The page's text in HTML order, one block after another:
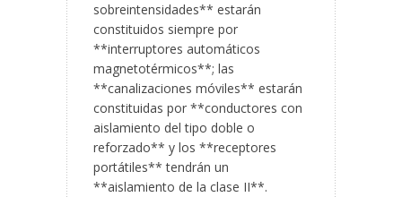
sobreintensidades** estarán
constituidos siempre por
**interruptores automáticos
magnetotérmicos**; las
**canalizaciones móviles** estarán
constituidas por **conductores con
aislamiento del tipo doble o
reforzado** y los **receptores
portátiles** tendrán un
**aislamiento de la clase II**.